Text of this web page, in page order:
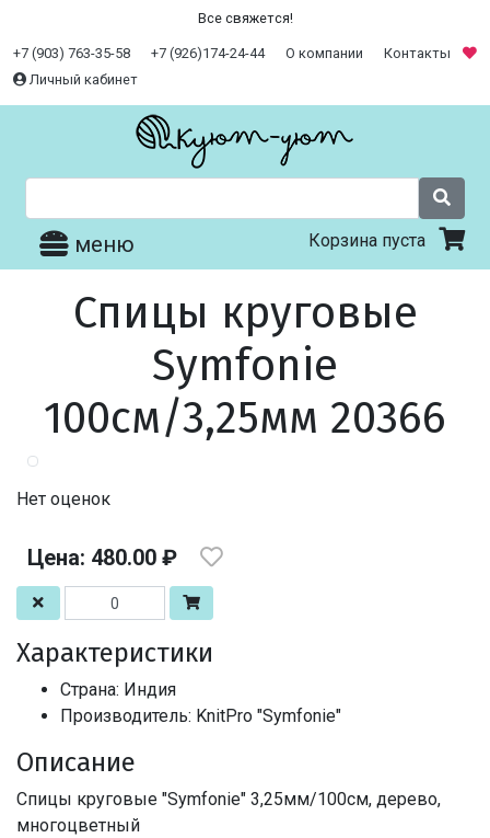
Все свяжется!
+7 (903) 763-35-58 +7 (926)174-24-44 О компании
Контакты
Личный кабинет
меню Корзина пуста
Спицы круговые
Symfonie
100см/3,25мм 20366
Нет оценок
Цена: 480.00 ₽
Характеристики
Страна: Индия
Производитель: KnitPro "Symfonie"
Описание
Спицы круговые "Symfonie" 3,25мм/100см, дерево,
многоцветный